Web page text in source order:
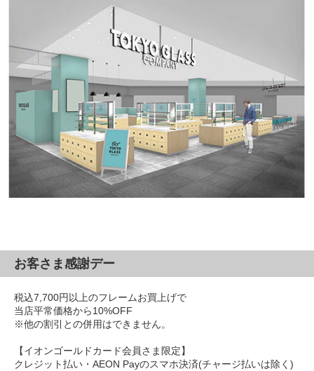
お客さま感謝デー
税込7,700円以上のフレームお買上げで
当店平常価格から10%OFF
※他の割引との併用はできません。
【イオンゴールドカード会員さま限定】
クレジット払い・AEON Payのスマホ決済(チャージ払いは除く)